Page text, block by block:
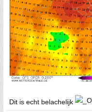
Dit is echt belachelijk